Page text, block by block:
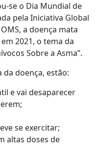
se o Dia Mundial de
pela Iniciativa Global
a doença mata
2021, o tema da
Sobre a Asma”.
doença, estão:
e vai desaparecer
se exercitar;
altas doses de